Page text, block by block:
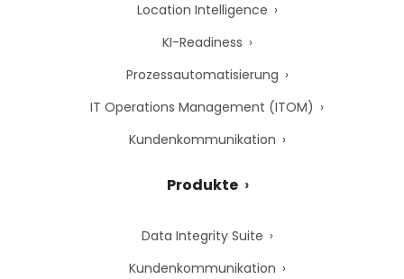
Location Intelligence
KI-Readiness
Prozessautomatisierung
IT Operations Management (ITOM)
Kundenkommunikation
Produkte
Data Integrity Suite
Kundenkommunikation